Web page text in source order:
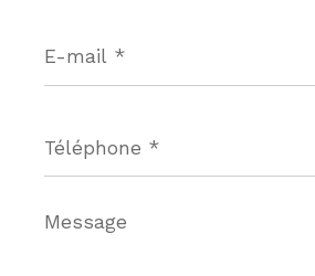
mail
*
*
Message
*